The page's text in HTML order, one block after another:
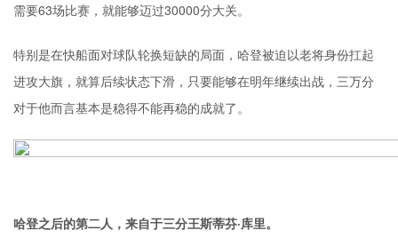
需要63场比赛，就能够迈过30000分大关。
特别是在快船面对球队轮换短缺的局面，哈登被迫以老将身份扛起
进攻大旗，就算后续状态下滑，只要能够在明年继续出战，三万分
对于他而言基本是稳得不能再稳的成就了。
哈登之后的第二人，来自于三分王斯蒂芬·库里。